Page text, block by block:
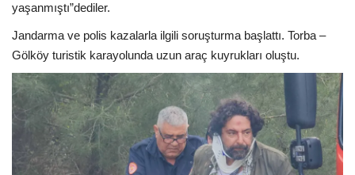
yaşanmıştı”dediler.
Jandarma ve polis kazalarla ilgili soruşturma başlattı. Torba –
Gölköy turistik karayolunda uzun araç kuyrukları oluştu.